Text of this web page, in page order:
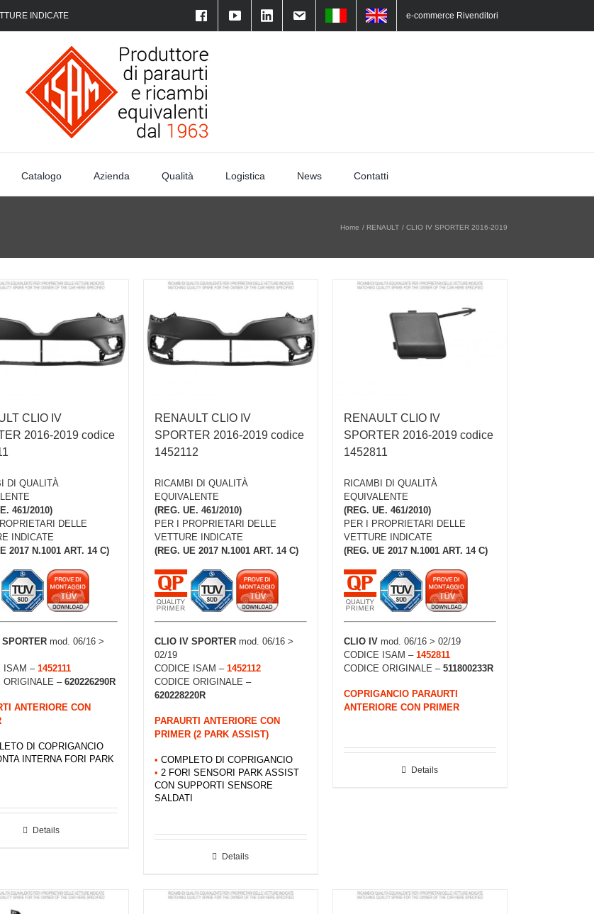
INDICATE e-commerce Rivenditori
Catalogo Azienda Qualità Logistica News Contatti
Home RENAULT CLIO IV SPORTER 2016-2019
CLIO IV
2016-2019 codice
DI QUALITÀ
461/2010)
DELLE
INDICATE
2017 N.1001 ART. 14 C)
SPORTER mod. 06/16 >
ISAM – 1452111
ORIGINALE – 620226290R
ANTERIORE CON
DI COPRIGANCIO
INTERNA FORI PARK
Details
RENAULT CLIO IV
SPORTER 2016-2019 codice
1452112
RICAMBI DI QUALITÀ
EQUIVALENTE
(REG. UE. 461/2010)
PER I PROPRIETARI DELLE
VETTURE INDICATE
(REG. UE 2017 N.1001 ART. 14 C)
CLIO IV SPORTERmod. 06/16 >
02/19
CODICE ISAM – 1452112
CODICE ORIGINALE –
620228220R
PARAURTI ANTERIORE CON
PRIMER (2 PARK ASSIST)
• COMPLETO DI COPRIGANCIO
• 2 FORI SENSORI PARK ASSIST
CON SUPPORTI SENSORE
SALDATI
Details
RENAULT CLIO IV
SPORTER 2016-2019 codice
1452811
RICAMBI DI QUALITÀ
EQUIVALENTE
(REG. UE. 461/2010)
PER I PROPRIETARI DELLE
VETTURE INDICATE
(REG. UE 2017 N.1001 ART. 14 C)
CLIO IVmod. 06/16 > 02/19
CODICE ISAM – 1452811
CODICE ORIGINALE – 511800233R
COPRIGANCIO PARAURTI
ANTERIORE CON PRIMER
Details